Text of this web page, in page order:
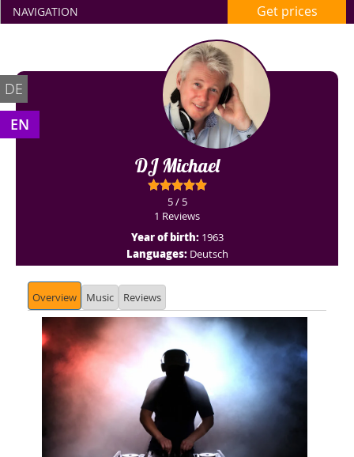
NAVIGATION Get prices
DE
EN
DJ Michael
5 / 5
1 Reviews
Year of birth:1963
Languages: Deutsch
Overview Music Reviews